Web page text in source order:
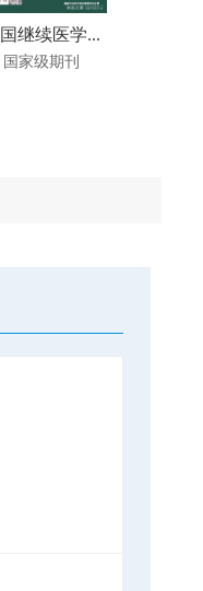
继续医学...
国家级期刊